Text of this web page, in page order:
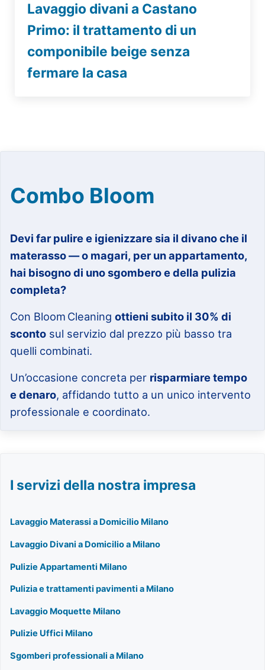
Lavaggio divani a Castano
Primo: il trattamento di un
componibile beige senza
fermare la casa
Combo Bloom
Devi far pulire e igienizzare sia il divano che il
materasso — o magari, per un appartamento,
hai bisogno di uno sgombero e della pulizia
completa?
Con Bloom Cleaningottieni subito il 30% di
sconto sul servizio dal prezzo più basso tra
quelli combinati.
Un’occasione concreta per risparmiare tempo
e denaro, affidando tutto a un unico intervento
professionale e coordinato.
I servizi della nostra impresa
Lavaggio Materassi a Domicilio Milano
Lavaggio Divani a Domicilio a Milano
Pulizie Appartamenti Milano
Pulizia e trattamenti pavimenti a Milano
Lavaggio Moquette Milano
Pulizie Uffici Milano
Sgomberi professionali a Milano